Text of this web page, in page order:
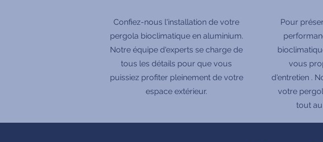
Confiez-nous l'installation de votre
pergola bioclimatique en aluminium.
Notre équipe d'experts se charge de
tous les détails pour que vous
puissiez profiter pleinement de votre
espace extérieur.
Pour
vous
d'entretien .
votre
tout